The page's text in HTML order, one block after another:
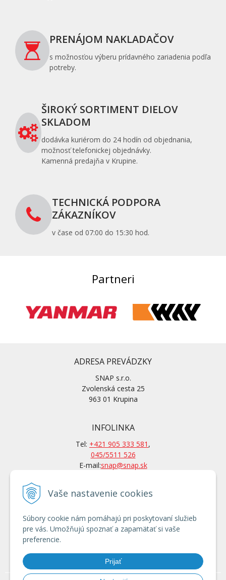
Vaše nastavenie cookies
Súbory cookie nám pomáhajú pri poskytovaní služieb
pre vás. Umožňujú spoznať a zapamätať si vaše
preferencie.
Prijať
PRENÁJOM NAKLADAČOV
s možnosťou výberu prídavného zariadenia podľa
potreby.
ŠIROKÝ SORTIMENT DIELOV
SKLADOM
dodávka kuriérom do 24 hodín od objednania,
možnosť telefonickej objednávky.
Kamenná predajňa v Krupine.
TECHNICKÁ PODPORA
ZÁKAZNÍKOV
v čase od 07:00 do 15:30 hod.
Partneri
ADRESA PREVÁDZKY
SNAP s.r.o.
Zvolenská cesta 25
963 01 Krupina
INFOLINKA
Tel: +421 905 333 581 ,
045/5511 526
E-mail:snap@snap.sk
KONTAKTY
Po tel. dohovore aj mimo
otváracích hodín
Používanie cookies